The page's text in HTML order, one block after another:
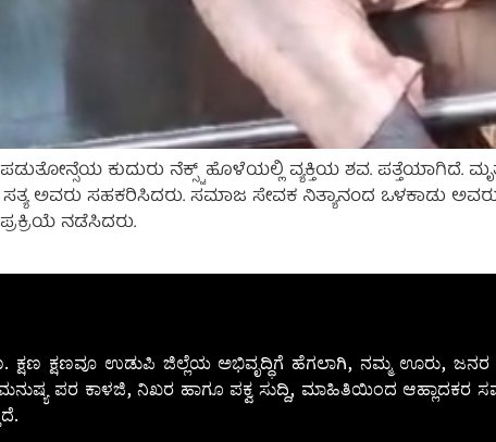
ಕುದುರು ನೆಕ್ಸ್ಟ್ ಹೊಳೆಯಲ್ಲಿ ವ್ಯಕ್ತಿಯ ಶವ. ಪತ್ತೆಯಾಗಿದೆ.
ಅವರು ಸಹಕರಿಸಿದರು. ಸಮಾಜ ಸೇವಕ ನಿತ್ಯಾನಂದ ಒಳಕಾಡು
ನಡೆಸಿದರು.
ಕ್ಷಣ ಕ್ಷಣವೂ ಉಡುಪಿ ಜಿಲ್ಲೆಯ ಅಭಿವೃದ್ಧಿಗೆ ಹೆಗಲಾಗಿ, ನಮ್ಮ ಊರು,
ಮನುಷ್ಯ ಪರ ಕಾಳಜಿ, ನಿಖರ ಹಾಗೂ ಪಕ್ವ ಸುದ್ದಿ, ಮಾಹಿತಿಯಿಂದ